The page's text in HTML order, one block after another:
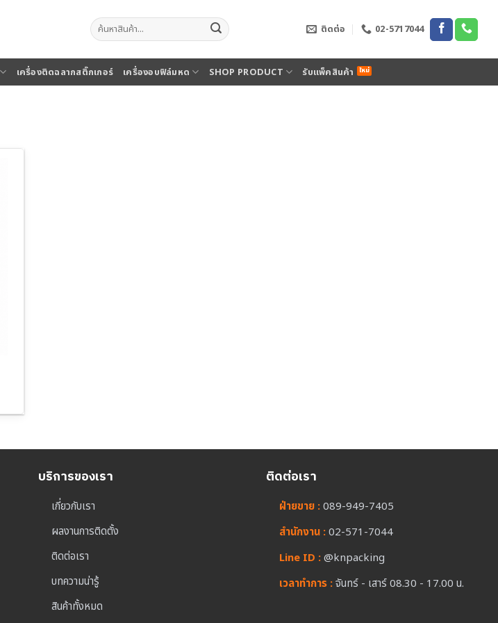
ค้นหา: ติดต่อ 02-5717044
เครื่องติดฉลากสติ๊กเกอร์ เครื่องอบฟิล์มหด SHOP PRODUCT รับแพ็คสินค้า
บริการของเรา
เกี่ยวกับเรา
ผลงานการติดตั้ง
ติดต่อเรา
บทความน่ารู้
สินค้าทั้งหมด
ติดต่อเรา
ฝ่ายขาย :089-949-7405
สำนักงาน :02-571-7044
Line ID :@knpacking
เวลาทำการ :จันทร์ - เสาร์ 08.30 - 17.00 น.